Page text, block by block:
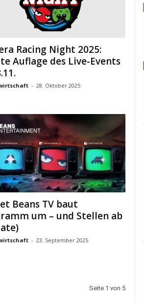
Racing Night 2025:
Auflage des Live-Events
- 28. Oktober 2025
Beans TV baut
um – und Stellen ab
- 23. September 2025
Seite 1 von 5